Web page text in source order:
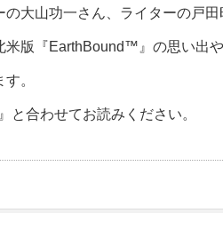
大山功一さん、ライターの戸
米版『EarthBound™』の思い出
。
と合わせてお読みください。